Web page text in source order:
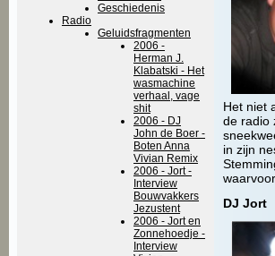
Geschiedenis
Radio
Geluidsfragmenten
2006 -
Herman J.
Klabatski - Het
wasmachine
verhaal, vage
shit
2006 - DJ
John de Boer -
Boten Anna
Vivian Remix
2006 - Jort -
Interview
Bouwvakkers
Jezustent
2006 - Jort en
Zonnehoedje -
Interview
Het niet
de radio
in zijn
DJ Jort